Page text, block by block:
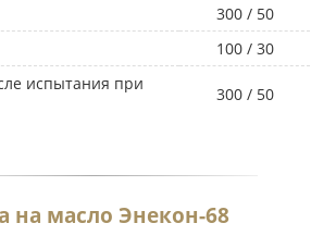
300 / 50
100 / 30
испытания при
300 / 50
на масло Энекон-68